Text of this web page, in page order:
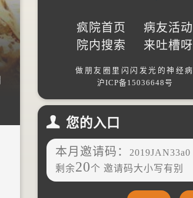
疯院首页
院内搜索
病友活动
来吐槽呀
做朋友圈里闪闪发光的神经病
沪ICP备15036648号
您的入口
本月邀请码：
2019JAN33a0
剩余20个 邀请码大小写有别